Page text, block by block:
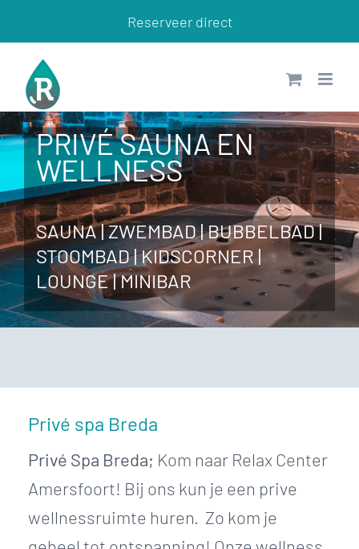
naar
inhoud
Reserveer direct
PRIVÉ SAUNA EN
WELLNESS
SAUNA | ZWEMBAD | BUBBELBAD |
STOOMBAD | KIDSCORNER |
LOUNGE | MINIBAR
Privé spa Breda
Privé Spa Breda; Kom naar Relax Center
Amersfoort! Bij ons kun je een prive
wellnessruimte huren. Zo kom je